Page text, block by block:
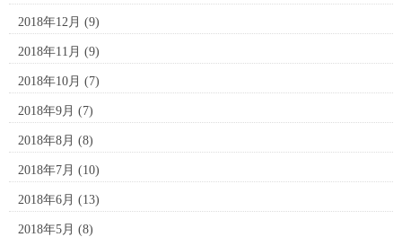
2018年12月 (9)
2018年11月 (9)
2018年10月 (7)
2018年9月 (7)
2018年8月 (8)
2018年7月 (10)
2018年6月 (13)
2018年5月 (8)